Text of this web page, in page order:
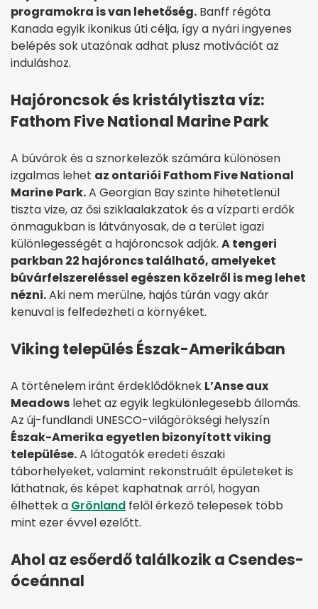
programokra is van lehetőség. Banff régóta
Kanada egyik ikonikus úti célja, így a nyári ingyenes
belépés sok utazónak adhat plusz motivációt az
induláshoz.
Hajóroncsok és kristálytiszta víz:
Fathom Five National Marine Park
A búvárok és a sznorkelezők számára különösen
izgalmas lehet az ontariói Fathom Five National
Marine Park.A Georgian Bay szinte hihetetlenül
tiszta vize, az ősi sziklaalakzatok és a vízparti erdők
önmagukban is látványosak, de a terület igazi
különlegességét a hajóroncsok adják. A tengeri
parkban 22 hajóroncs található, amelyeket
búvárfelszereléssel egészen közelről is meg lehet
nézni.Aki nem merülne, hajós túrán vagy akár
kenuval is felfedezheti a környéket.
Viking település Észak-Amerikában
A történelem iránt érdeklődőknek L’Anse aux
Meadows lehet az egyik legkülönlegesebb állomás.
Az új-fundlandi UNESCO-világörökségi helyszín
Észak-Amerika egyetlen bizonyított viking
települése.A látogatók eredeti északi
táborhelyeket, valamint rekonstruált épületeket is
láthatnak, és képet kaphatnak arról, hogyan
élhettek a Grönland felől érkező telepesek több
mint ezer évvel ezelőtt.
Ahol az esőerdő találkozik a Csendes-
óceánnal